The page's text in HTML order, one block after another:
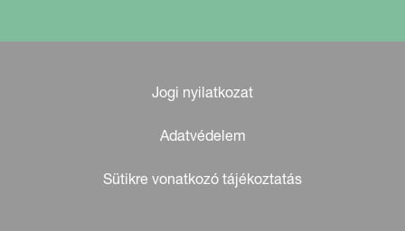
Jogi nyilatkozat
Adatvédelem
Sütikre vonatkozó tájékoztatás